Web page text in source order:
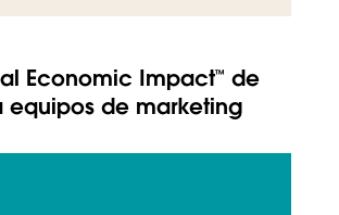
Economic Impact™ de
equipos de marketing